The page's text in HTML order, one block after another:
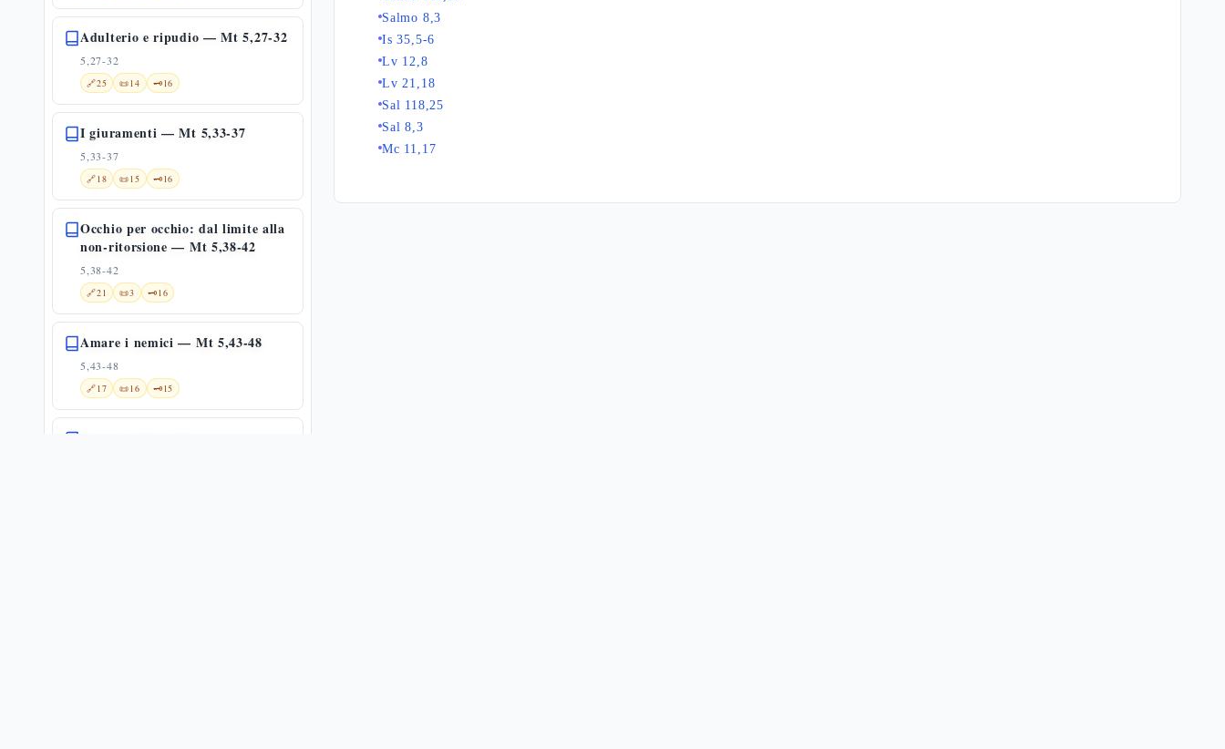
Adulterio e ripudio — Mt 5,27-32
5,27-32
🔗25 📜14 🗝️16
I giuramenti — Mt 5,33-37
5,33-37
🔗18 📜15 🗝️16
Occhio per occhio: dal limite alla
non-ritorsione — Mt 5,38-42
5,38-42
🔗21 📜3 🗝️16
Amare i nemici — Mt 5,43-48
5,43-48
🔗17 📜16 🗝️15
Salmo 8,3
Is 35,5-6
Lv 12,8
Lv 21,18
Sal 118,25
Sal 8,3
Mc 11,17